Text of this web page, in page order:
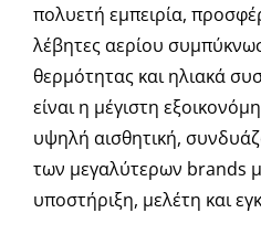
πολυετή εμπειρία,
λέβητες αερίου
θερμότητας και ηλιακά
είναι η μέγιστη
υψηλή αισθητική,
των μεγαλύτερων brands
υποστήριξη, μελέτη και